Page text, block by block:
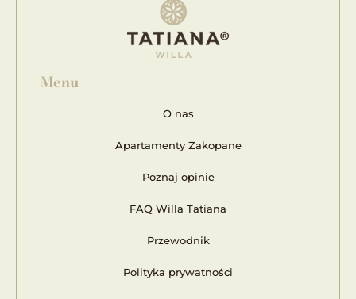
Menu
O nas
Apartamenty Zakopane
Poznaj opinie
FAQ Willa Tatiana
Przewodnik
Polityka prywatności